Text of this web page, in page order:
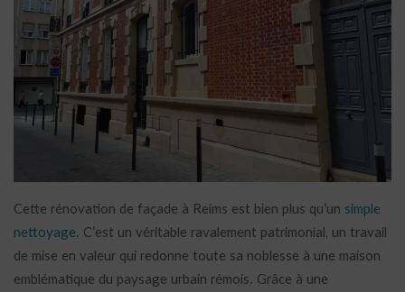
Cette rénovation de façade à Reims est bien plus qu’un simple
nettoyage. C’est un véritable ravalement patrimonial, un travail
de mise en valeur qui redonne toute sa noblesse à une maison
emblématique du paysage urbain rémois. Grâce à une